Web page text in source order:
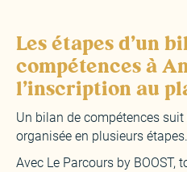
Les étapes d'un
compétences à
l'inscription au
Un bilan de compétences
organisée en plusieurs étapes.
Avec Le Parcours by BOOST,